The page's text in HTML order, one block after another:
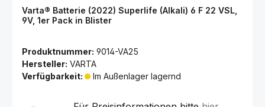
Varta® Batterie (2022) Superlife (Alkali) 6 F 22 VSL,
9V, 1er Pack in Blister
Produktnummer: 9014-VA25
Hersteller: VARTA
Verfügbarkeit:
Im Außenlager lagernd